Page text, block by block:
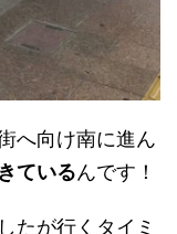
へ向け南に進ん
ているんです！
たが行くタイミ